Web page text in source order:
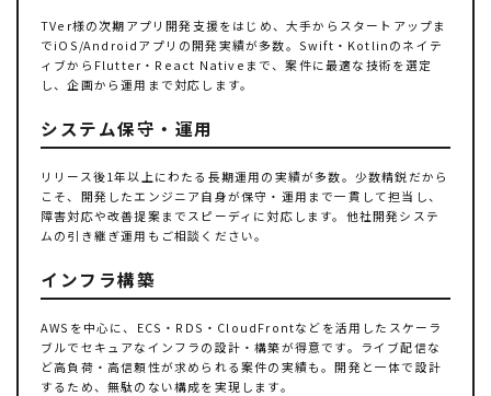
TVer様の次期アプリ開発支援をはじめ、大手からスタートアップま
でiOS/Androidアプリの開発実績が多数。Swift・Kotlinのネイテ
ィブからFlutter・React Nativeまで、案件に最適な技術を選定
し、企画から運用まで対応します。
システム保守・運用
リリース後1年以上にわたる長期運用の実績が多数。少数精鋭だから
こそ、開発したエンジニア自身が保守・運用まで一貫して担当し、
障害対応や改善提案までスピーディに対応します。他社開発システ
ムの引き継ぎ運用もご相談ください。
インフラ構築
AWSを中心に、ECS・RDS・CloudFrontなどを活用したスケーラ
ブルでセキュアなインフラの設計・構築が得意です。ライブ配信な
ど高負荷・高信頼性が求められる案件の実績も。開発と一体で設計
するため、無駄のない構成を実現します。